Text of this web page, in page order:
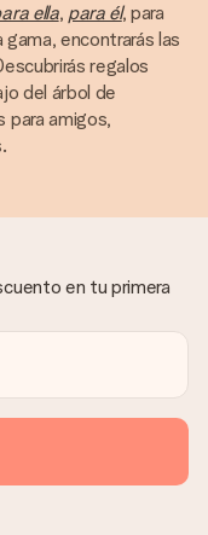
ella, para él, para
gama, encontrarás las
regalos
del árbol de
para amigos,
en tu primera